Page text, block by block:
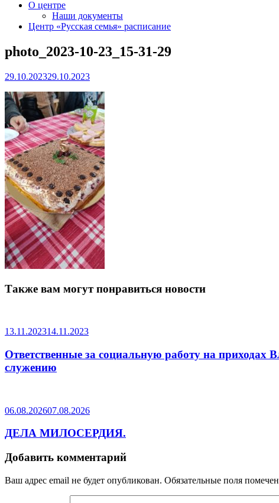
О центре
Наши документы
Центр «Русская семья» расписание
photo_2023-10-23_15-31-29
29.10.202329.10.2023
Также вам могут понравиться новости
13.11.202314.11.2023
Ответственные за социальную работу на
служению
06.08.202607.08.2026
ДЕЛА МИЛОСЕРДИЯ.
Добавить комментарий
Ваш адрес email не будет опубликован. Обязательные поля